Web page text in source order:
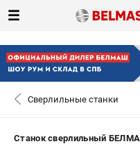
САНКТ-ПЕТЕРБУРГ
0
Сверлильные станки
Станок сверлильный